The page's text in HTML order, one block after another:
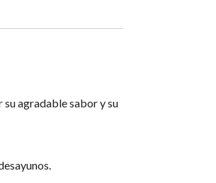
agradable sabor y su